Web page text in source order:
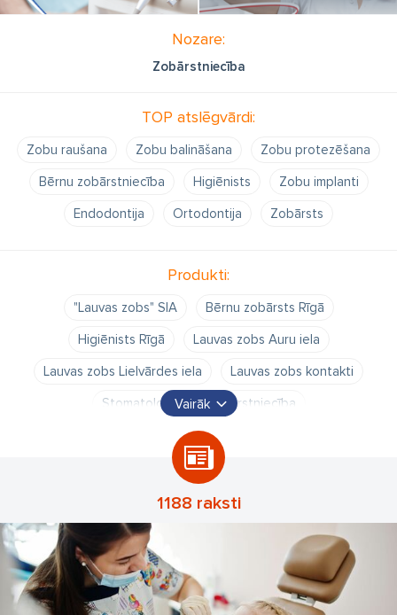
Nozare:
Zobārstniecība
TOP atslēgvārdi:
Zobu raušana Zobu balināšana
Zobu protezēšana
Bērnu zobārstniecība
Higiēnists
Zobu implanti
Endodontija
Ortodontija Zobārsts
Produkti:
"Lauvas zobs" SIA
Bērnu zobārsts Rīgā
Higiēnists Rīgā
Lauvas zobs Auru iela
Lauvas zobs Lielvārdes iela
Lauvas zobs kontakti
Stomatologs
Zobārstniecība
bērnu zobārstniecība
protēzists
stomotologs Rīgā
zoba izraušana Rīgā
zobu balināšāna
zobārsta cenas
zobārstniecība
zobārstniecība Rīgā
zobārsts zobārsts Rīgā
Vairāk
1188 raksti